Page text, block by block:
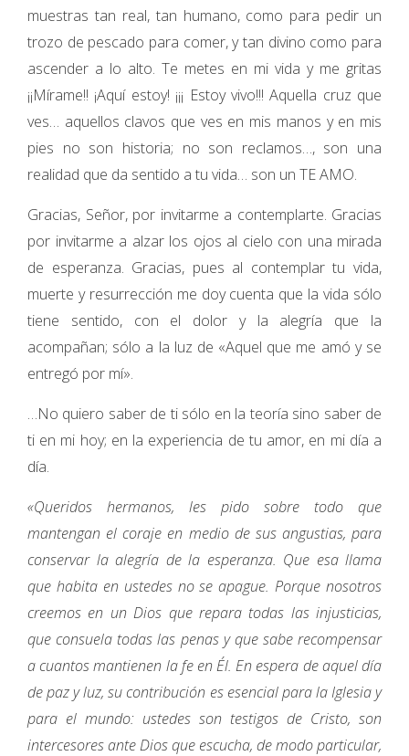
muestras tan real, tan humano, como para pedir un
trozo de pescado para comer, y tan divino como para
ascender a lo alto. Te metes en mi vida y me gritas
¡¡Mírame!! ¡Aquí estoy! ¡¡¡ Estoy vivo!!! Aquella cruz que
ves… aquellos clavos que ves en mis manos y en mis
pies no son historia; no son reclamos…, son una
realidad que da sentido a tu vida… son un TE AMO.
Gracias, Señor, por invitarme a contemplarte. Gracias
por invitarme a alzar los ojos al cielo con una mirada
de esperanza. Gracias, pues al contemplar tu vida,
muerte y resurrección me doy cuenta que la vida sólo
tiene sentido, con el dolor y la alegría que la
acompañan; sólo a la luz de «Aquel que me amó y se
entregó por mí».
…No quiero saber de ti sólo en la teoría sino saber de
ti en mi hoy; en la experiencia de tu amor, en mi día a
día.
«Queridos hermanos, les pido sobre todo que
mantengan el coraje en medio de sus angustias, para
conservar la alegría de la esperanza. Que esa llama
que habita en ustedes no se apague. Porque nosotros
creemos en un Dios que repara todas las injusticias,
que consuela todas las penas y que sabe recompensar
a cuantos mantienen la fe en Él. En espera de aquel día
de paz y luz, su contribución es esencial para la Iglesia y
para el mundo: ustedes son testigos de Cristo, son
intercesores ante Dios que escucha, de modo particular,